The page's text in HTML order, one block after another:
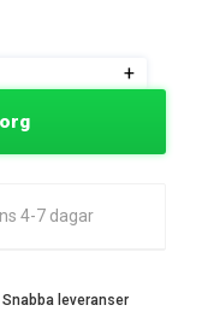
+
4-7 dagar
Snabba leveranser